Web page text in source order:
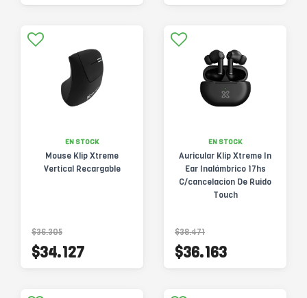
EN STOCK
Mouse Klip Xtreme
Vertical Recargable
$36.305
$34.127
EN STOCK
Auricular Klip Xtreme In
Ear Inalámbrico 17hs
C/cancelacion De Ruido
Touch
$38.471
$36.163